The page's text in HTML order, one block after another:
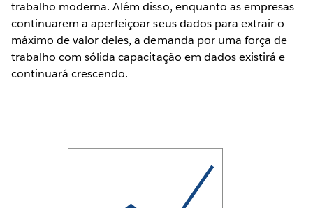
trabalho moderna. Além disso, enquanto as empresas
continuarem a aperfeiçoar seus dados para extrair o
máximo de valor deles, a demanda por uma força de
trabalho com sólida capacitação em dados existirá e
continuará crescendo.